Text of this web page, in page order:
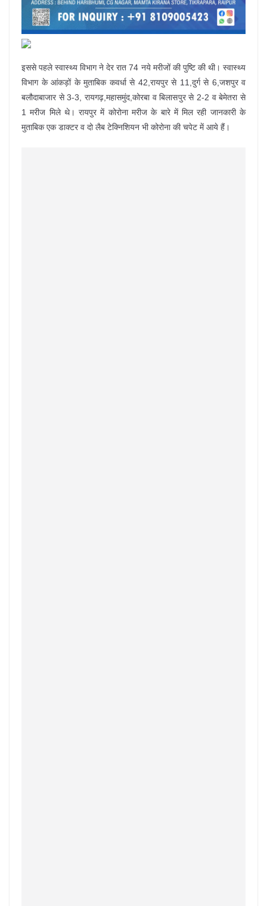
इससे पहले स्वास्थ्य विभाग ने देर रात 74 नये मरीजों की पुष्टि की थी। स्वास्थ्य
विभाग के आंकड़ों के मुताबिक कवर्धा से 42,रायपुर से 11,दुर्ग से 6,जशपुर व
बलौदाबाजार से 3-3, रायगढ़,महासमुंद,कोरबा व बिलासपुर से 2-2 व बेमेतरा से
1 मरीज मिले थे। रायपुर में कोरोना मरीज के बारे में मिल रही जानकारी के
मुताबिक एक डाक्टर व दो लैब टेक्निशियन भी कोरोना की चपेट में आये हैं।